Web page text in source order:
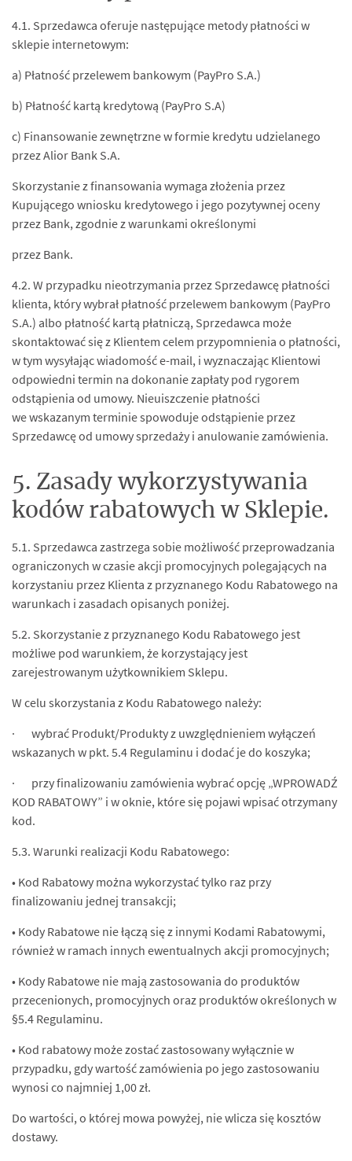
4.1. Sprzedawca oferuje następujące metody płatności w
sklepie internetowym:
a) Płatność przelewem bankowym (PayPro S.A.)
b) Płatność kartą kredytową (PayPro S.A)
c) Finansowanie zewnętrzne w formie kredytu udzielanego
przez Alior Bank S.A.
Skorzystanie z finansowania wymaga złożenia przez
Kupującego wniosku kredytowego i jego pozytywnej oceny
przez Bank, zgodnie z warunkami określonymi
przez Bank.
4.2. W przypadku nieotrzymania przez Sprzedawcę płatności
klienta, który wybrał płatność przelewem bankowym (PayPro
S.A.) albo płatność kartą płatniczą, Sprzedawca może
skontaktować się z Klientem celem przypomnienia o płatności,
w tym wysyłając wiadomość e-mail, i wyznaczając Klientowi
odpowiedni termin na dokonanie zapłaty pod rygorem
odstąpienia od umowy. Nieuiszczenie płatności
we wskazanym terminie spowoduje odstąpienie przez
Sprzedawcę od umowy sprzedaży i anulowanie zamówienia.
5. Zasady wykorzystywania
kodów rabatowych w Sklepie.
5.1. Sprzedawca zastrzega sobie możliwość przeprowadzania
ograniczonych w czasie akcji promocyjnych polegających na
korzystaniu przez Klienta z przyznanego Kodu Rabatowego na
warunkach i zasadach opisanych poniżej.
5.2. Skorzystanie z przyznanego Kodu Rabatowego jest
możliwe pod warunkiem, że korzystający jest
zarejestrowanym użytkownikiem Sklepu.
W celu skorzystania z Kodu Rabatowego należy:
· wybrać Produkt/Produkty z uwzględnieniem wyłączeń
wskazanych w pkt. 5.4 Regulaminu i dodać je do koszyka;
· przy finalizowaniu zamówienia wybrać opcję „WPROWADŹ
KOD RABATOWY” i w oknie, które się pojawi wpisać otrzymany
kod.
5.3. Warunki realizacji Kodu Rabatowego:
• Kod Rabatowy można wykorzystać tylko raz przy
finalizowaniu jednej transakcji;
• Kody Rabatowe nie łączą się z innymi Kodami Rabatowymi,
również w ramach innych ewentualnych akcji promocyjnych;
• Kody Rabatowe nie mają zastosowania do produktów
przecenionych, promocyjnych oraz produktów określonych w
§5.4 Regulaminu.
• Kod rabatowy może zostać zastosowany wyłącznie w
przypadku, gdy wartość zamówienia po jego zastosowaniu
wynosi co najmniej 1,00 zł.
Do wartości, o której mowa powyżej, nie wlicza się kosztów
dostawy.